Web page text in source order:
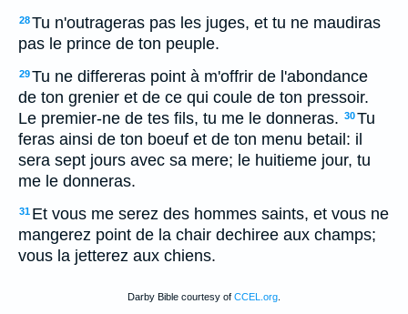
28Tu n'outrageras pas les juges, et tu ne maudiras
pas le prince de ton peuple.
29Tu ne differeras point à m'offrir de l'abondance
de ton grenier et de ce qui coule de ton pressoir.
Le premier-ne de tes fils, tu me le donneras. 30Tu
feras ainsi de ton boeuf et de ton menu betail: il
sera sept jours avec sa mere; le huitieme jour, tu
me le donneras.
31 Et vous me serez des hommes saints, et vous ne
mangerez point de la chair dechiree aux champs;
vous la jetterez aux chiens.
Darby Bible courtesy of CCEL.org